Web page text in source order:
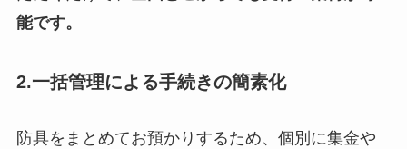
能です。
2.一括管理による手続きの簡素化
防具をまとめてお預かりするため、個別に集金や